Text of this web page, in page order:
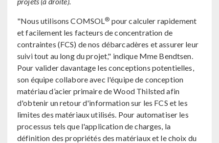
"Nous utilisons COMSOL® pour calculer rapidement
et facilement les facteurs de concentration de
contraintes (FCS) de nos débarcadères et assurer leur
suivi tout au long du projet," indique Mme Bendtsen.
Pour valider davantage les conceptions potentielles,
son équipe collabore avec l'équipe de conception
matériau d’acier primaire de Wood Thilsted afin
d'obtenir un retour d'information sur les FCS et les
limites des matériaux utilisés. Pour automatiser les
processus tels que l'application de charges, la
définition des propriétés des matériaux et le choix du